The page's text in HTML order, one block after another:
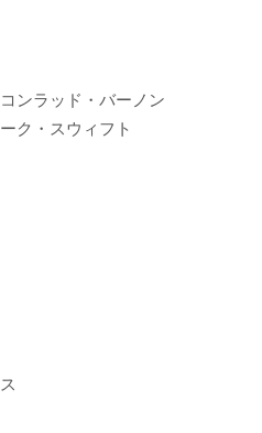
ンラッド・バーノン
ク・スウィフト